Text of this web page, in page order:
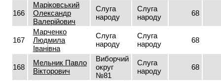
166
Маріковський
Олександр
Валерійович
Слуга
народу
Слуга
народу
68
167
Марченко
Людмила
Іванівна
Слуга
народу
Слуга
народу
68
168
Мельник Павло
Вікторович
Виборчий
округ
№81
Слуга
народу
68